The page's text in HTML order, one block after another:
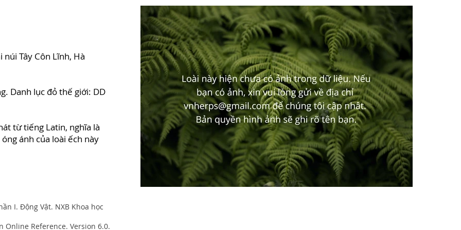
Tây Côn Lĩnh, Hà
Danh lục đỏ thế giới: DD
từ tiếng Latin, nghĩa là
ánh của loài ếch này
I. Động Vật. NXB Khoa học
Online Reference. Version 6.0.